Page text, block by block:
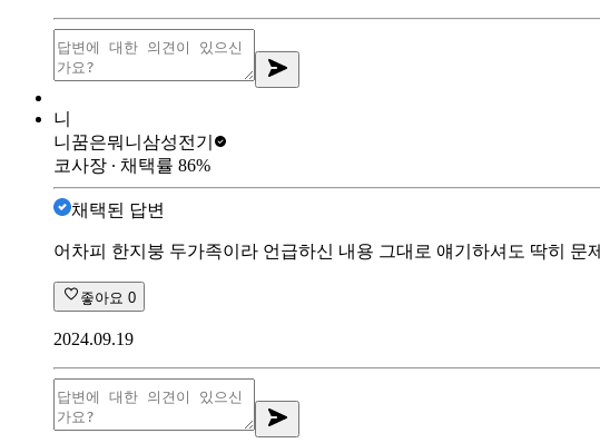
니
니꿈은뭐니 삼성전기
코사장 ∙ 채택률 86%
채택된 답변
어차피 한지붕 두가족이라 언급하신 내용 그대로 얘기하셔도 딱히
좋아요 0
2024.09.19